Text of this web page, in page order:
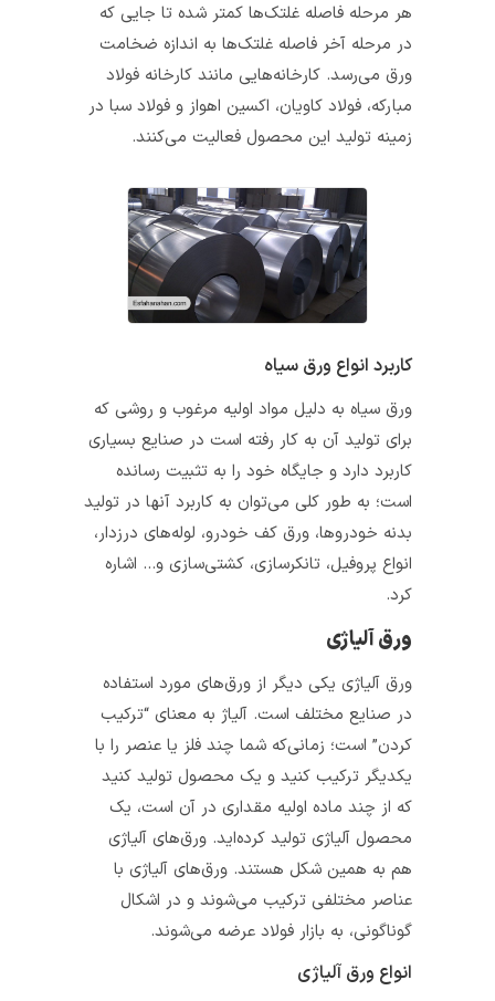
هر مرحله فاصله غلتک‌ها کمتر شده تا جایی که
در مرحله آخر فاصله غلتک‌ها به اندازه ضخامت
ورق می‌رسد. کارخانه‌هایی مانند کارخانه فولاد
مبارکه، فولاد کاویان، اکسین اهواز و فولاد سبا در
زمینه تولید این محصول فعالیت می‌کنند.
کاربرد انواع ورق سیاه
ورق سیاه به دلیل مواد اولیه مرغوب و روشی که
برای تولید آن به کار رفته است در صنایع بسیاری
کاربرد دارد و جایگاه خود را به تثبیت رسانده
است؛ به طور کلی می‌توان به کاربرد آنها در تولید
بدنه خودروها، ورق کف خودرو، لوله‌های درزدار،
انواع پروفیل، تانکرسازی، کشتی‌سازی و… اشاره
ورق آلیاژی
ورق آلیاژی یکی دیگر از ورق‌های مورد استفاده
در صنایع مختلف است. آلیاژ به معنای “ترکیب
کردن” است؛ زمانی‌که شما چند فلز یا عنصر را با
یکدیگر ترکیب کنید و یک محصول تولید کنید
که از چند ماده اولیه مقداری در آن است، یک
محصول آلیاژی تولید کرده‌اید. ورق‌های آلیاژی
هم به همین شکل هستند. ورق‌های آلیاژی با
عناصر مختلفی ترکیب می‌شوند و در اشکال
گوناگونی، به بازار فولاد عرضه می‌شوند.
انواع ورق آلیاژی